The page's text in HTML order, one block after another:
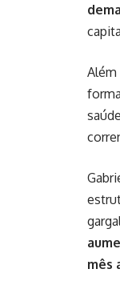
Além
mês